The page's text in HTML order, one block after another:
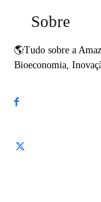
Sobre
🌎Tudo sobre a
Bioeconomia,